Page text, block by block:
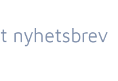
nyhetsbrev